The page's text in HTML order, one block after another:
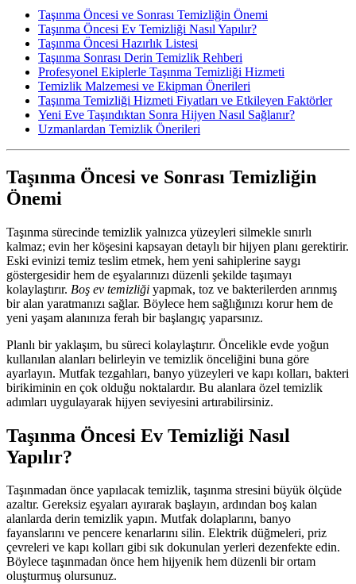
Taşınma Öncesi ve Sonrası Temizliğin Önemi
Taşınma Öncesi Ev Temizliği Nasıl Yapılır?
Taşınma Öncesi Hazırlık Listesi
Taşınma Sonrası Derin Temizlik Rehberi
Profesyonel Ekiplerle Taşınma Temizliği Hizmeti
Temizlik Malzemesi ve Ekipman Önerileri
Taşınma Temizliği Hizmeti Fiyatları ve Etkileyen Faktörler
Yeni Eve Taşındıktan Sonra Hijyen Nasıl Sağlanır?
Uzmanlardan Temizlik Önerileri
Taşınma Öncesi ve Sonrası Temizliğin
Önemi
Taşınma sürecinde temizlik yalnızca yüzeyleri silmekle sınırlı
kalmaz; evin her köşesini kapsayan detaylı bir hijyen planı gerektirir.
Eski evinizi temiz teslim etmek, hem yeni sahiplerine saygı
göstergesidir hem de eşyalarınızı düzenli şekilde taşımayı
kolaylaştırır. Boş ev temizliği yapmak, toz ve bakterilerden arınmış
bir alan yaratmanızı sağlar. Böylece hem sağlığınızı korur hem de
yeni yaşam alanınıza ferah bir başlangıç yaparsınız.
Planlı bir yaklaşım, bu süreci kolaylaştırır. Öncelikle evde yoğun
kullanılan alanları belirleyin ve temizlik önceliğini buna göre
ayarlayın. Mutfak tezgahları, banyo yüzeyleri ve kapı kolları, bakteri
birikiminin en çok olduğu noktalardır. Bu alanlara özel temizlik
adımları uygulayarak hijyen seviyesini artırabilirsiniz.
Taşınma Öncesi Ev Temizliği Nasıl
Yapılır?
Taşınmadan önce yapılacak temizlik, taşınma stresini büyük ölçüde
azaltır. Gereksiz eşyaları ayırarak başlayın, ardından boş kalan
alanlarda derin temizlik yapın. Mutfak dolaplarını, banyo
fayanslarını ve pencere kenarlarını silin. Elektrik düğmeleri, priz
çevreleri ve kapı kolları gibi sık dokunulan yerleri dezenfekte edin.
Böylece taşınmadan önce hem hijyenik hem düzenli bir ortam
oluşturmuş olursunuz.